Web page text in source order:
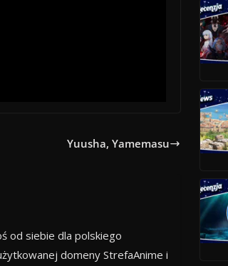
Yuusha, Yamemasu
od siebie dla polskiego
domeny StrefaAnime i